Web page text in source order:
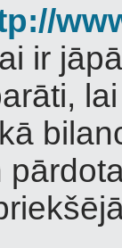
ir